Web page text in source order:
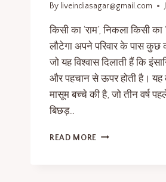
By liveindiasagar@gmail.com
किसी का ‘राम’, निकला किसी का
लौटेगा अपने परिवार के पास कुछ
जो यह विश्वास दिलाती हैं कि
और पहचान से ऊपर होती है। यह
मासूम बच्चे की है, जो तीन वर्ष
बिछड़…
READ MORE